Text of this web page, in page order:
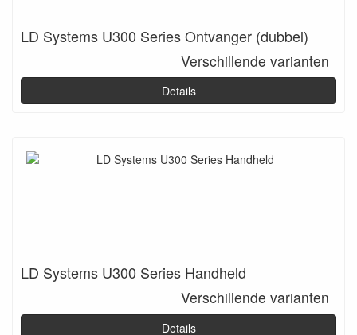
LD Systems U300 Series Ontvanger (dubbel)
Verschillende varianten
Details
LD Systems U300 Series Handheld
Verschillende varianten
Details